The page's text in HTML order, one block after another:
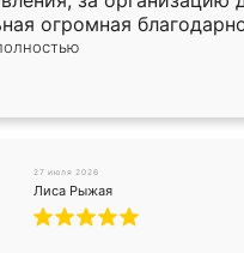
огромная
плитки Оганесу, за два
27 июля 2026
Лиса Рыжая